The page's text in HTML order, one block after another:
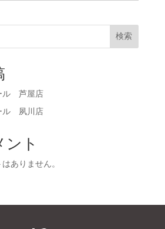
検索
ル 芦屋店
ル 夙川店
ント
ありません。